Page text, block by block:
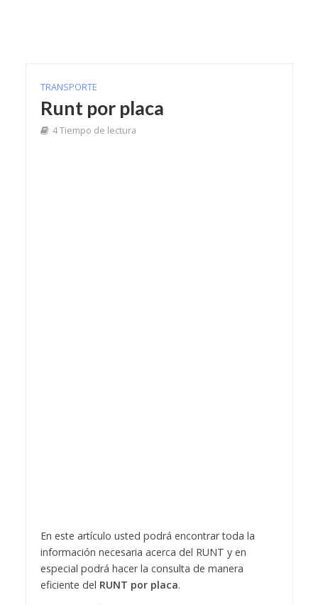
TRANSPORTE
Runt por placa
4 Tiempo de lectura
En este artículo usted podrá encontrar toda la
información necesaria acerca del RUNT y en
especial podrá hacer la consulta de manera
eficiente del RUNT por placa.